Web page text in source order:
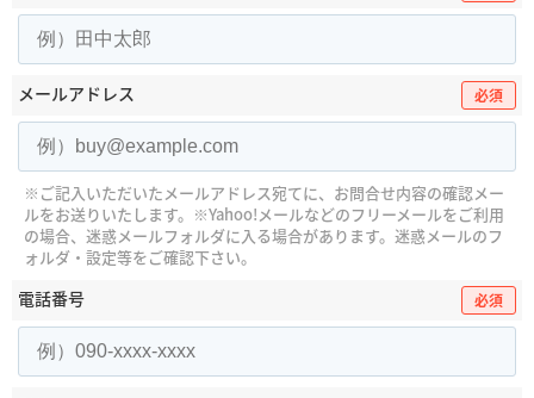
メールアドレス 必須
※ご記入いただいたメールアドレス宛てに、お問合せ内容の確認メー
ルをお送りいたします。 ※Yahoo!メールなどのフリーメールをご利用
の場合、迷惑メールフォルダに入る場合があります。 迷惑メールのフ
ォルダ・設定等をご確認下さい。
電話番号 必須